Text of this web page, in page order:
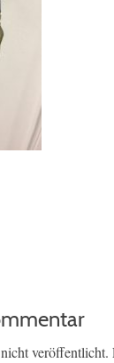
veröffentlicht.